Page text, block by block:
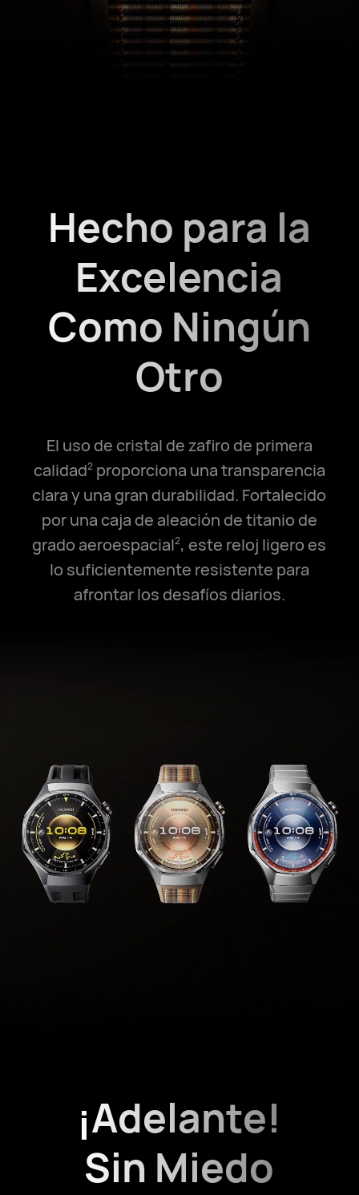
Hecho para la
Excelencia
Como Ningún
Otro
El uso de cristal de zafiro de primera
calidad2proporciona una transparencia
clara y una gran durabilidad. Fortalecido
por una caja de aleación de titanio de
grado aeroespacial2, este reloj ligero es
lo suficientemente resistente para
afrontar los desafíos diarios.
¡Adelante!
Sin Miedo